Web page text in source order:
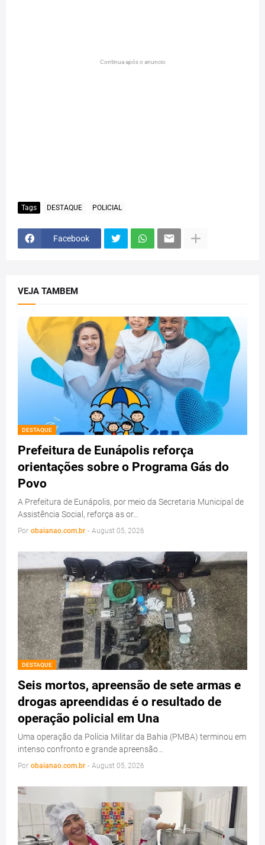
Continua após o anuncio
Tags DESTAQUE POLICIAL
Facebook
VEJA TAMBEM
DESTAQUE
Prefeitura de Eunápolis reforça
orientações sobre o Programa Gás do
Povo
A Prefeitura de Eunápolis, por meio da Secretaria Municipal de
Assistência Social, reforça as or…
Por obaianao.com.br - August 05, 2026
DESTAQUE
Seis mortos, apreensão de sete armas e
drogas apreendidas é o resultado de
operação policial em Una
Uma operação da Polícia Militar da Bahia (PMBA) terminou em
intenso confronto e grande apreensão…
Por obaianao.com.br - August 05, 2026